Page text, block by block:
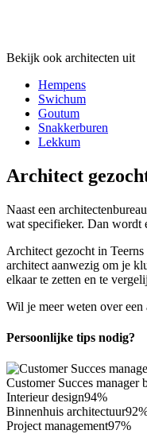
Bekijk ook architecten uit
Hempens
Swichum
Goutum
Snakkerburen
Lekkum
Architect
Naast een
wat specifieker. Dan wordt
Architect gezocht in
architect aanwezig om je
elkaar te zetten en te
Wil je meer weten over
Persoonlijke tips nodig?
Customer Succes manager
Interieur design94%
Binnenhuis architectuur
Project management97%